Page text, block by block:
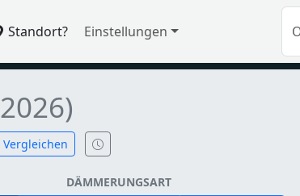
Standort? Einstellungen
DÄMMERUNGSART